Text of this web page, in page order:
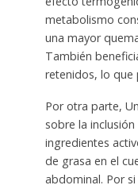
metabolismo
una mayor
También
retenidos, lo que
Por otra parte,
sobre la
ingredientes
de grasa en el
abdominal. Por